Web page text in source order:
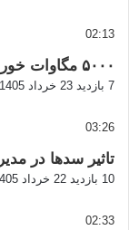
02:13
۵۰۰۰ مگاوات خورشیدی؛ رویای سبز یا وعده تکراری؟
7 بازدید 23 خرداد 1405
03:26
تاثیر سدها در
10 بازدید 22 خرداد 1405
02:33